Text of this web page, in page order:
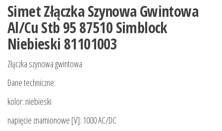
Simet Złączka Szynowa Gwintowa
Al/Cu Stb 95 87510 Simblock
Niebieski 81101003
Złączka szynowa gwintowa
Dane techniczne:
kolor: niebieski
napięcie znamionowe [V]: 1000 AC/DC